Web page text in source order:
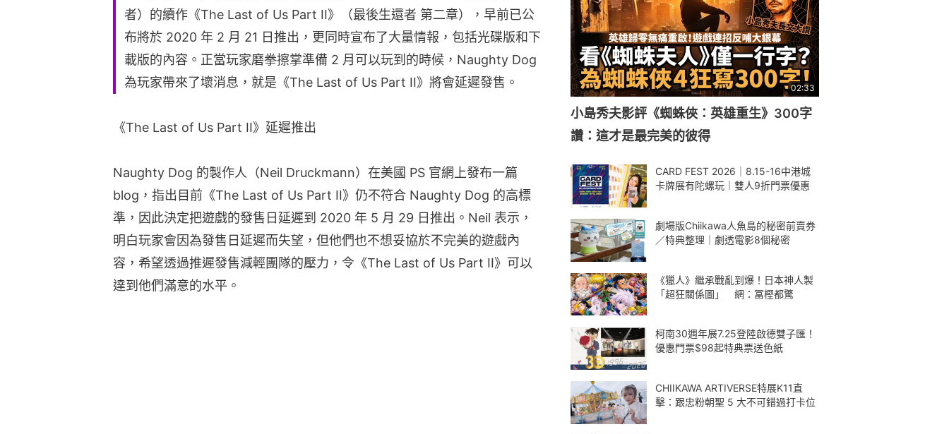
者）的續作《The Last of Us Part II》（最後生還者 第二章），早前已公
布將於 2020 年 2 月 21 日推出，更同時宣布了大量情報，包括光碟版和下
載版的內容。正當玩家磨拳擦掌準備 2 月可以玩到的時候，Naughty Dog
為玩家帶來了壞消息，就是《The Last of Us Part II》將會延遲發售。
《The Last of Us Part II》延遲推出
Naughty Dog 的製作人（Neil Druckmann）在美國 PS 官網上發布一篇
blog，指出目前《The Last of Us Part II》仍不符合 Naughty Dog 的高標
準，因此決定把遊戲的發售日延遲到 2020 年 5 月 29 日推出。Neil 表示，
明白玩家會因為發售日延遲而失望，但他們也不想妥協於不完美的遊戲內
容，希望透過推遲發售減輕團隊的壓力，令《The Last of Us Part II》可以
達到他們滿意的水平。
02:33
小島秀夫影評《蜘蛛俠：英雄重生》300字
讚：這才是最完美的彼得
CARD FEST 2026｜8.15-16中港城
卡牌展有陀螺玩｜雙人9折門票優惠
劇場版Chiikawa人魚島的秘密前賣券
／特典整理｜劇透電影8個秘密
《獵人》繼承戰亂到爆！日本神人製
「超狂關係圖」 網：冨樫都驚
柯南30週年展7.25登陸啟德雙子匯！
優惠門票$98起特典票送色紙
CHIIKAWA ARTIVERSE特展K11直
擊：跟忠粉朝聖 5 大不可錯過打卡位